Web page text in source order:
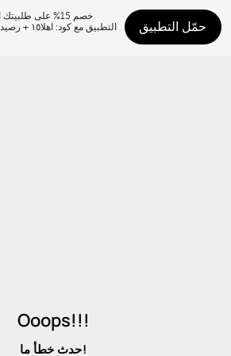
حمّل التطبيق
Ooops!!!
حدث خطأ ما!